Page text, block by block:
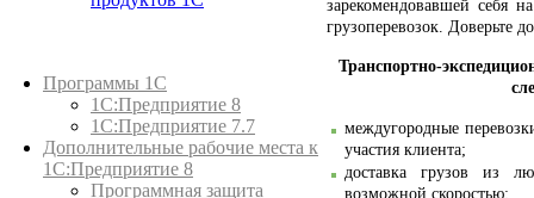
Программы 1С
1С:Предприятие 8
1С:Предприятие 7.7
Дополнительные рабочие места к
1С:Предприятие 8
Программная защита
зарекомендовавшей себя
грузоперевозок. Доверьте
Транспортно-
междугородные
участия клиента;
доставка грузов из
возможной скоростью;